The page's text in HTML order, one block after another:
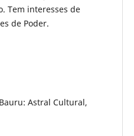
Tem interesses de
de Poder.
Astral Cultural,